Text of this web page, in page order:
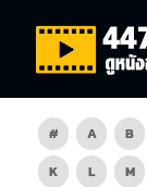
# A B
K
L M